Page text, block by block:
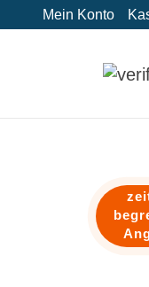
Mein Konto